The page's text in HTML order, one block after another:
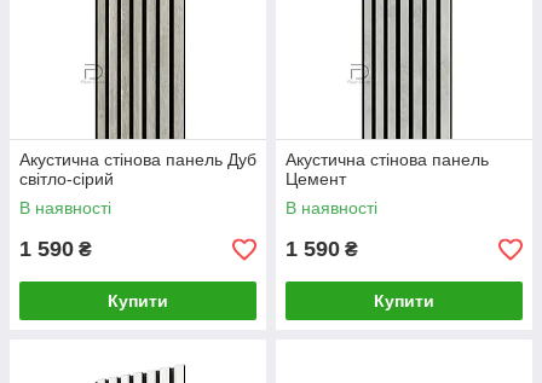
Акустична стінова панель Дуб
світло-сірий
В наявності
1 590 ₴
Купити
Акустична стінова панель
Цемент
В наявності
1 590 ₴
Купити